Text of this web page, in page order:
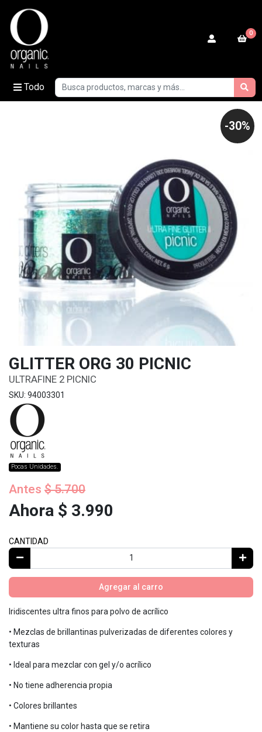
Todo
0
-30%
GLITTER ORG 30 PICNIC
ULTRAFINE 2 PICNIC
SKU: 94003301
Pocas Unidades.
Antes $ 5.700
Ahora $ 3.990
CANTIDAD
Agregar al carro
Iridiscentes ultra finos para polvo de acrílico
• Mezclas de brillantinas pulverizadas de diferentes colores y
texturas
• Ideal para mezclar con gel y/o acrílico
• No tiene adherencia propia
• Colores brillantes
• Mantiene su color hasta que se retira